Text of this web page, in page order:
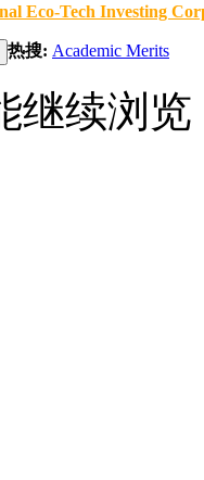
Eco-Tech Investing
热搜: Academic Merits
继续浏览